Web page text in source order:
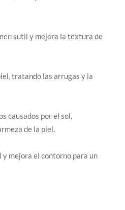
sutil y mejora la textura de
tratando las arrugas y la
causados por el sol,
de la piel.
y mejora el contorno para un